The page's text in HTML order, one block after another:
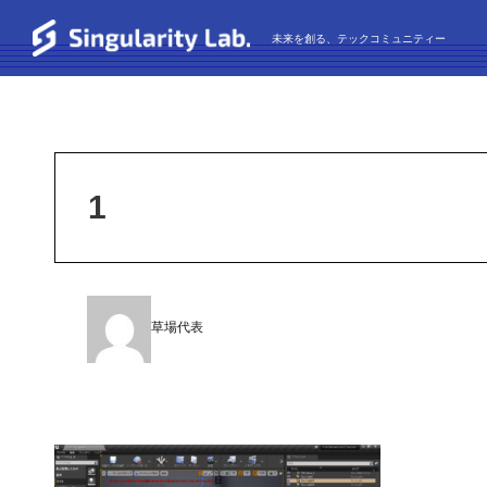
未来を創る、テックコミュニティー
1
草場代表